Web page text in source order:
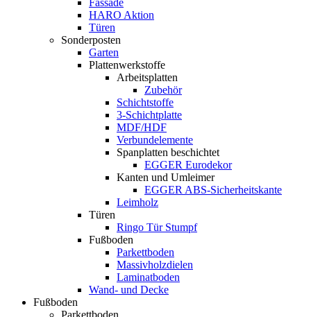
HARO Aktion
Türen
Sonderposten
Garten
Plattenwerkstoffe
Arbeitsplatten
Zubehör
Schichtstoffe
3-Schichtplatte
MDF/HDF
Verbundelemente
Spanplatten beschichtet
EGGER Eurodekor
Kanten und Umleimer
EGGER ABS-Sicherheitskante
Leimholz
Türen
Ringo Tür Stumpf
Fußboden
Parkettboden
Massivholzdielen
Laminatboden
Wand- und Decke
Fußboden
Parkettboden